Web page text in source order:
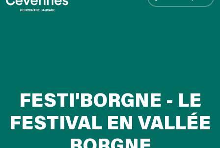
FESTI'BORGNE - LE
FESTIVAL EN VALLÉE